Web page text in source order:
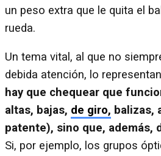
un peso extra que le quita el
rueda.
Un tema vital, al que no
debida atención, lo representan
hay que chequear que
altas, bajas, de giro, balizas,
patente), sino que, además,
Si, por ejemplo, los grupos